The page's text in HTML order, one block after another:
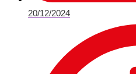
20/12/2024